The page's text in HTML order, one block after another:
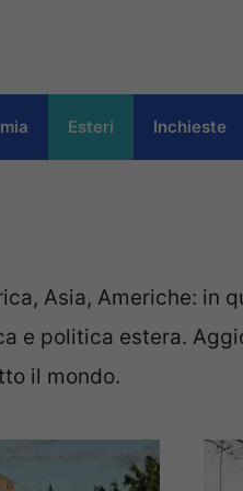
Esteri Inchieste
Asia, Americhe: in
e politica estera.
il mondo.